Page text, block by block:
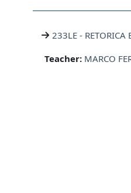
233LE -
Teacher: MARCO